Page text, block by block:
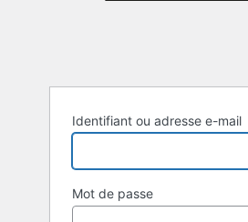
Identifiant ou adresse e-mail
Mot de passe